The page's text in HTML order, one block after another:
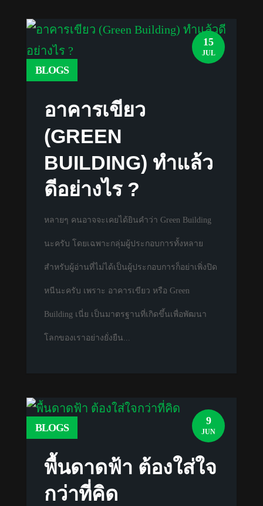
อาคารเขียว
(GREEN
BUILDING) ทำแล้ว
ดีอย่างไร ?
BLOGS
หลายๆ คนอาจจะเคยได้ยินคำว่า Green Building
นะครับ โดยเฉพาะกลุ่มผู้ประกอบการทั้งหลาย
สำหรับผู้อ่านที่ไม่ได้เป็นผู้ประกอบการก็อย่าเพิ่งปิด
หนีนะครับ เพราะ อาคารเขียว หรือ Green
Building เนี่ย เป็นมาตรฐานที่เกิดขึ้นเพื่อพัฒนา
โลกของเราอย่างยั่งยืน...
15
JUL
พื้นดาดฟ้า ต้องใส่ใจ
กว่าที่คิด
BLOGS
9
JUN